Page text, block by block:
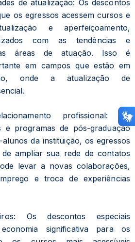
de atualização: Os descontos
os egressos acessem cursos e
e aperfeiçoamento,
com as tendências e
áreas de atuação. Isso é
em campos que estão em
onde a atualização de
profissional: Ao
e programas de pós-graduação
da instituição, os egressos
ampliar sua rede de contatos
levar a novas colaborações,
e troca de experiências
Os descontos especiais
significativa para os